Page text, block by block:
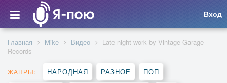
Вход
Главная Mike Видео
Late night work by Vintage Garage
Records
ЖАНРЫ: НАРОДНАЯ РАЗНОЕ ПОП